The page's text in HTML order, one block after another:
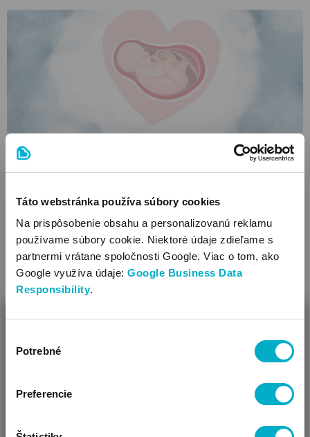
Táto webstránka používa súbory cookies
Na prispôsobenie obsahu a personalizovanú reklamu
používame súbory cookie. Niektoré údaje zdieľame s
partnermi vrátane spoločnosti Google. Viac o tom, ako
Google využíva údaje: Google Business Data
Responsibility.
súhlasu
Potrebné
Preferencie
Tehotenstvo týždeň po týždni: 1. týždeň
tehotenstva
menštruačného cyklu, takže v prvom týždni tehotenstva v
skutočnosti ešte nedošlo k oplodneniu.